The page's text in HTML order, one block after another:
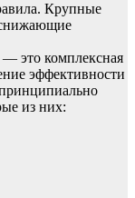
Крупные
— это комплексная
эффективности
из них: